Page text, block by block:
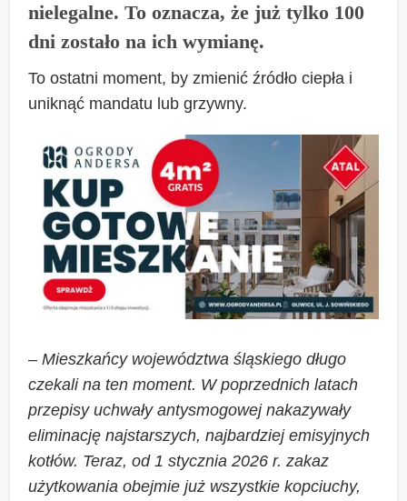
nielegalne. To oznacza, że już tylko 100
dni zostało na ich wymianę.
To ostatni moment, by zmienić źródło ciepła i
uniknąć mandatu lub grzywny.
–Mieszkańcy województwa śląskiego długo
czekali na ten moment. W poprzednich latach
przepisy uchwały antysmogowej nakazywały
eliminację najstarszych, najbardziej emisyjnych
kotłów. Teraz, od 1 stycznia 2026 r. zakaz
użytkowania obejmie już wszystkie kopciuchy,